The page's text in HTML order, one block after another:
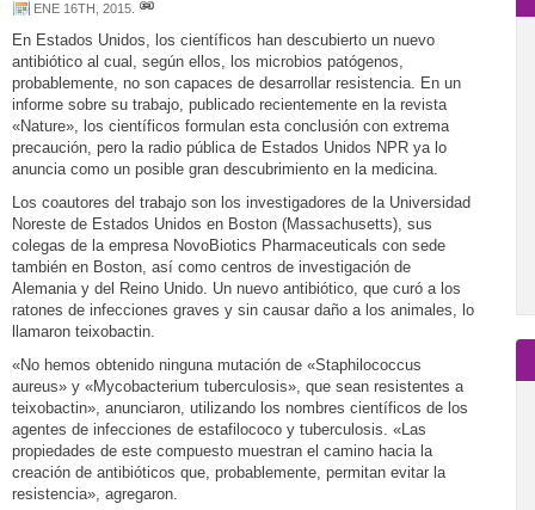
ENE 16TH, 2015
En Estados Unidos, los científicos han descubierto un nuevo
antibiótico al cual, según ellos, los microbios patógenos,
probablemente, no son capaces de desarrollar resistencia. En un
informe sobre su trabajo, publicado recientemente en la revista
«Nature», los científicos formulan esta conclusión con extrema
precaución, pero la radio pública de Estados Unidos NPR ya lo
anuncia como un posible gran descubrimiento en la medicina.
Los coautores del trabajo son los investigadores de la Universidad
Noreste de Estados Unidos en Boston (Massachusetts), sus
colegas de la empresa NovoBiotics Pharmaceuticals con sede
también en Boston, así como centros de investigación de
Alemania y del Reino Unido. Un nuevo antibiótico, que curó a los
ratones de infecciones graves y sin causar daño a los animales, lo
llamaron teixobactin.
«No hemos obtenido ninguna mutación de «Staphilococcus
aureus» y «Mycobacterium tuberculosis», que sean resistentes a
teixobactin», anunciaron, utilizando los nombres científicos de los
agentes de infecciones de estafilococo y tuberculosis. «Las
propiedades de este compuesto muestran el camino hacia la
creación de antibióticos que, probablemente, permitan evitar la
resistencia», agregaron.